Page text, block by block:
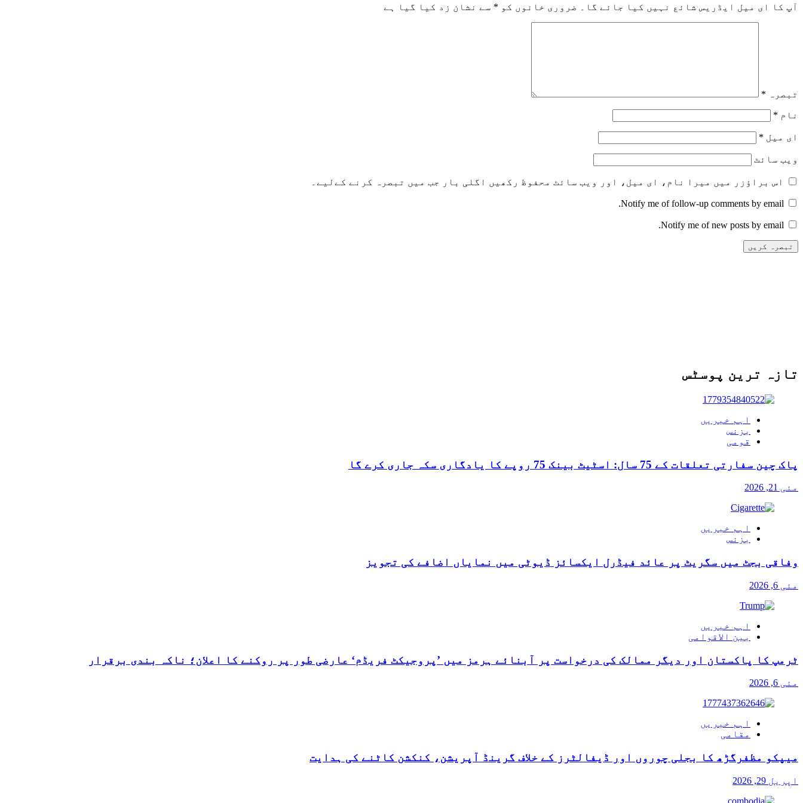
آپ کا ای میل ایڈریس شائع نہیں کیا جائے گا۔ ضروری خانوں کو * سے نشان زد کیا گیا ہے
تبصرہ *
نام *
ای میل *
ویب‌ سائٹ
اس براؤزر میں میرا نام، ای میل، اور ویب سائٹ محفوظ رکھیں اگلی بار جب میں تبصرہ کرنے کےلیے۔
Notify me of follow-up comments by email.
Notify me of new posts by email.
تازہ ترین پوسٹس
اہم خبریں
بزنس
قومی
پاک چین سفارتی تعلقات کے 75 سال: اسٹیٹ بینک 75 روپے کا یادگاری سکہ جاری کرے گا
مئی 21, 2026
اہم خبریں
بزنس
وفاقی بجٹ میں سگریٹ پر عائد فیڈرل ایکسائز ڈیوٹی میں نمایاں اضافے کی تجویز
مئی 6, 2026
اہم خبریں
بین الاقوامی
ٹرمپ کا پاکستان اور دیگر ممالک کی درخواست پر آبنائے ہرمز میں ’پروجیکٹ فریڈم‘ عارضی طور پر روکنے کا اعلان؛ ناکہ بندی برقرار
مئی 6, 2026
اہم خبریں
مقامی
میپکو مظفرگڑھ کا بجلی چوروں اور ڈیفالٹرز کے خلاف گرینڈ آپریشن، کنکشن کاٹنے کی ہدایت
اپریل 29, 2026